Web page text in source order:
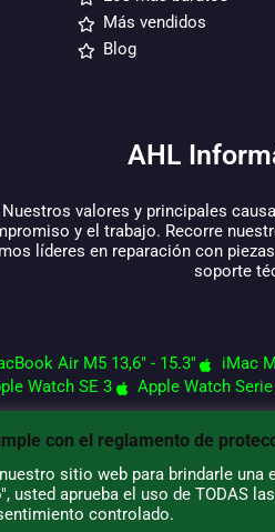
Más vendidos
Blog
AHL
Nuestros valores y principales
y el trabajo. Recorre
líderes en reparación con
soporte
Air M5 13,6" - 15.3" iMac
Watch SE 3
Apple Watch Serie
AHL Informática
con el reglamento de
sitio web para brindarle una
usted aprueba el uso de TODAS
controlado.